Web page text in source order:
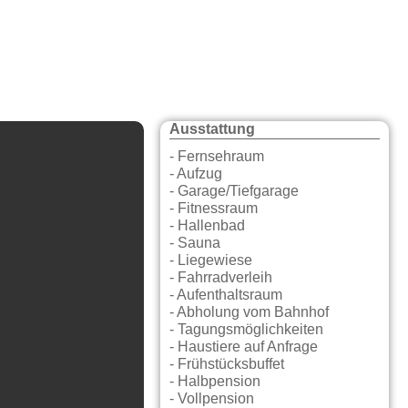
Ausstattung
- Fernsehraum
- Aufzug
- Garage/Tiefgarage
- Fitnessraum
- Hallenbad
- Sauna
- Liegewiese
- Fahrradverleih
- Aufenthaltsraum
- Abholung vom Bahnhof
- Tagungsmöglichkeiten
- Haustiere auf Anfrage
- Frühstücksbuffet
- Halbpension
- Vollpension